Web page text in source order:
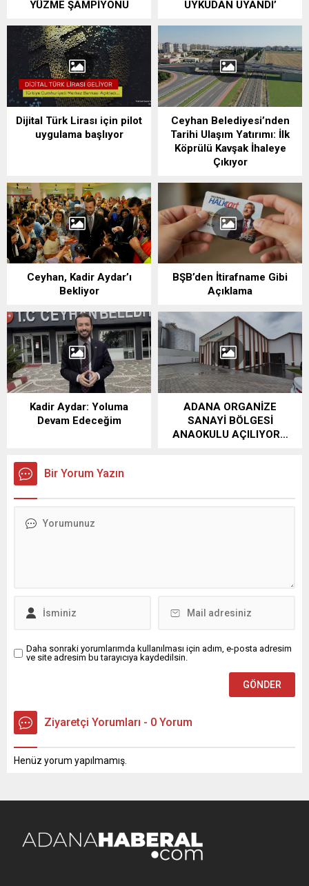
YÜZME ŞAMPİYONU
UYKUDAN UYANDI’
Dijital Türk Lirası için pilot
uygulama başlıyor
Ceyhan Belediyesi’nden
Tarihi Ulaşım Yatırımı: İlk
Köprülü Kavşak İhaleye
Çıkıyor
Ceyhan, Kadir Aydar’ı
Bekliyor
BŞB’den İtirafname Gibi
Açıklama
Kadir Aydar: Yoluma
Devam Edeceğim
ADANA ORGANİZE
SANAYİ BÖLGESİ
ANAOKULU AÇILIYOR…
Bir Yorum Yazın
Daha sonraki yorumlarımda kullanılması için adım, e-posta adresim
ve site adresim bu tarayıcıya kaydedilsin.
Ziyaretçi Yorumları - 0 Yorum
Henüz yorum yapılmamış.